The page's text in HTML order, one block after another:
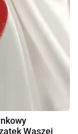
Waszej